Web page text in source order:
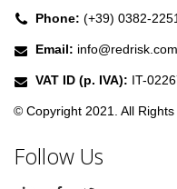
Phone: (+39) 0382-
Email: info@redrisk.com
VAT ID (p. IVA): IT-
© Copyright 2021. All Rights
Follow Us